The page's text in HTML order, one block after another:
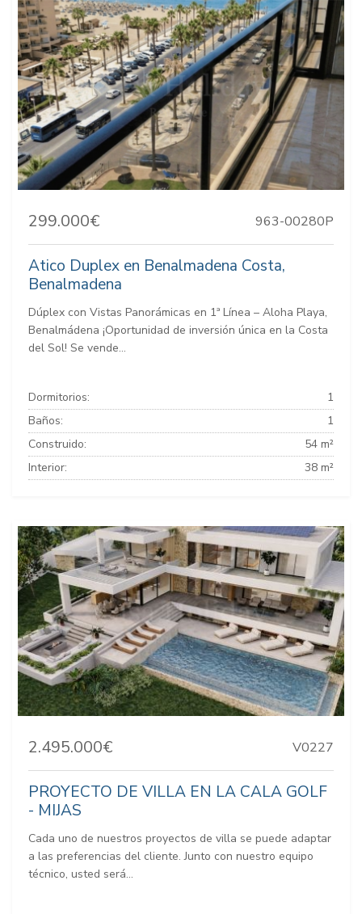
299.000€ 963-00280P
Atico Duplex en Benalmadena Costa,
Benalmadena
Dúplex con Vistas Panorámicas en 1ª Línea – Aloha Playa,
Benalmádena ¡Oportunidad de inversión única en la Costa
del Sol! Se vende...
Dormitorios:
1
Baños:
1
Construido:
54 m²
Interior:
38 m²
2.495.000€ V0227
PROYECTO DE VILLA EN LA CALA GOLF
- MIJAS
Cada uno de nuestros proyectos de villa se puede adaptar
a las preferencias del cliente. Junto con nuestro equipo
técnico, usted será...